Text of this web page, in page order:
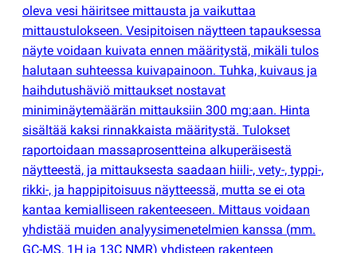
oleva vesi häiritsee mittausta ja vaikuttaa
mittaustulokseen. Vesipitoisen näytteen tapauksessa
näyte voidaan kuivata ennen määritystä, mikäli tulos
halutaan suhteessa kuivapainoon. Tuhka, kuivaus ja
haihdutushäviö mittaukset nostavat
miniminäytemäärän mittauksiin 300 mg:aan. Hinta
sisältää kaksi rinnakkaista määritystä. Tulokset
raportoidaan massaprosentteina alkuperäisestä
näytteestä, ja mittauksesta saadaan hiili-, vety-, typpi-,
rikki-, ja happipitoisuus näytteessä, mutta se ei ota
kantaa kemialliseen rakenteeseen. Mittaus voidaan
yhdistää muiden analyysimenetelmien kanssa (mm.
GC-MS, 1H ja 13C NMR) yhdisteen rakenteen